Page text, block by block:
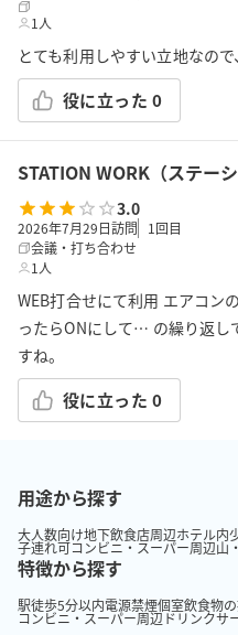
1人
とても利用しやすい立地なの
役に立った 0
3.0
2026年7月29日訪問 1 回目
会議・打ち合わせ
1人
WEB打合せにて利用 エアコン
ったらONにして… の繰り返し
すね。
役に立った 0
用途から探す
大人数向け地下飲食店周辺ホテル内
子連れ可コンビニ・スーパー周辺山
特徴から探す
駅徒歩5分以内電源禁煙個室飲食物
コンビニ・スーパー周辺ドリンクサ